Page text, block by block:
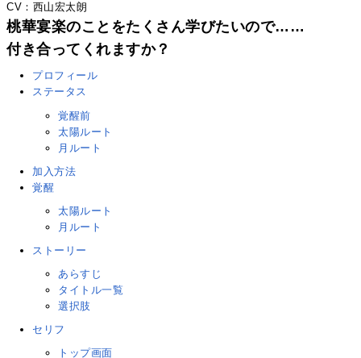
CV：西山宏太朗
桃華宴楽のことをたくさん学びたいので……
付き合ってくれますか？
プロフィール
ステータス
覚醒前
太陽ルート
月ルート
加入方法
覚醒
太陽ルート
月ルート
ストーリー
あらすじ
タイトル一覧
選択肢
セリフ
トップ画面